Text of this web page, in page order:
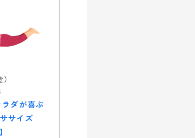
ダが喜ぶ
サイズ